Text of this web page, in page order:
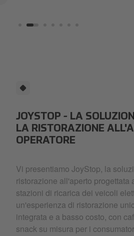
JOYSTOP - LA
LA RISTORAZIONE
OPERATORE
Vi presentiamo JoyStop, la
ristorazione all'aperto progettata
stazioni di ricarica dei veicoli
un'esperienza di ristorazione
integrata e a basso costo, con
snack su misura per i